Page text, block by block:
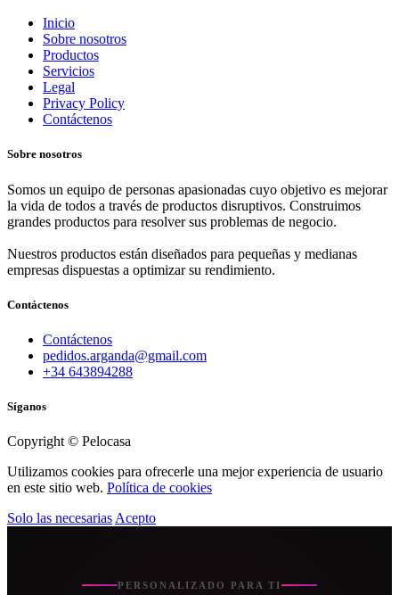
Inicio
Sobre nosotros
Productos
Servicios
Legal
Privacy Policy
Contáctenos
Sobre nosotros
Somos un equipo de personas apasionadas cuyo objetivo es mejorar
la vida de todos a través de productos disruptivos. Construimos
grandes productos para resolver sus problemas de negocio.
Nuestros productos están diseñados para pequeñas y medianas
empresas dispuestas a optimizar su rendimiento.
Contáctenos
Contáctenos
pedidos.arganda@gmail.com
+34 643894288
Síganos
Copyright © Pelocasa
Utilizamos cookies para ofrecerle una mejor experiencia de usuario
en este sitio web. Política de cookies
Solo las necesarias Acepto
PERSONALIZADO PARA TI